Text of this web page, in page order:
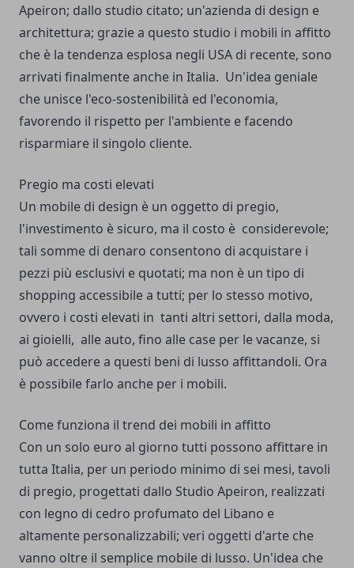
Apeiron; dallo studio citato; un'azienda di design e
architettura; grazie a questo studio i mobili in affitto
che è la tendenza esplosa negli USA di recente, sono
arrivati finalmente anche in Italia. Un'idea geniale
che unisce l'eco-sostenibilità ed l'economia,
favorendo il rispetto per l'ambiente e facendo
risparmiare il singolo cliente.
Pregio ma costi elevati
Un mobile di design è un oggetto di pregio,
l'investimento è sicuro, ma il costo è considerevole;
tali somme di denaro consentono di acquistare i
pezzi più esclusivi e quotati; ma non è un tipo di
shopping accessibile a tutti; per lo stesso motivo,
ovvero i costi elevati in tanti altri settori, dalla moda,
ai gioielli, alle auto, fino alle case per le vacanze, si
può accedere a questi beni di lusso affittandoli. Ora
è possibile farlo anche per i mobili.
Come funziona il trend dei mobili in affitto
Con un solo euro al giorno tutti possono affittare in
tutta Italia, per un periodo minimo di sei mesi, tavoli
di pregio, progettati dallo Studio Apeiron, realizzati
con legno di cedro profumato del Libano e
altamente personalizzabili; veri oggetti d'arte che
vanno oltre il semplice mobile di lusso. Un'idea che